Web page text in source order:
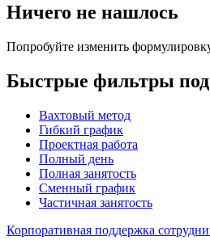
Ничего не нашлось
Попробуйте изменить
Быстрые фильтры
Вахтовый метод
Гибкий график
Проектная работа
Полный день
Полная занятость
Сменный график
Частичная занятость
Корпоративная поддержка